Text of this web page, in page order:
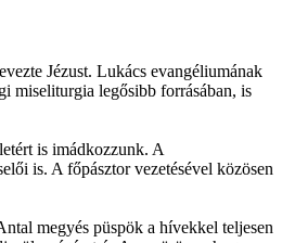
Jézust. Lukács evangéliumának
miseliturgia legősibb forrásában, is
is imádkozzunk. A
is. A főpásztor vezetésével közösen
megyés püspök a hívekkel teljesen